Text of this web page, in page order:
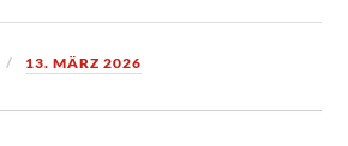
13. MÄRZ 2026